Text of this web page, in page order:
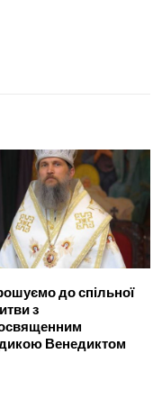
до спільної
з
Венедиктом